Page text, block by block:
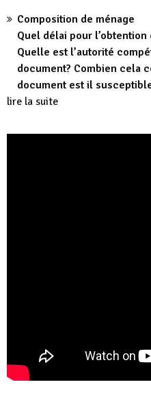
Composition de ménage
Quel délai pour
Quelle est l’autorité
document? Combien cela
document est il
lire la suite